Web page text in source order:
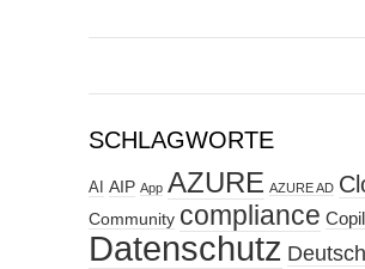
SCHLAGWORTE
AI AIP App AZURE AZURE AD
Community compliance
Datenschutz